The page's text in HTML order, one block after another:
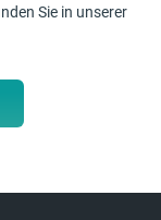
Sie in unserer